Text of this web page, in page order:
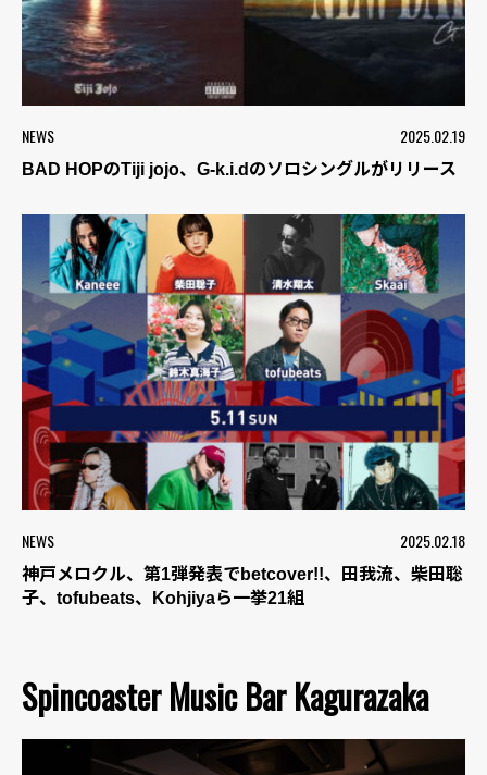
NEWS 2025.02.19
BAD HOPのTiji jojo、G-k.i.dのソロシングルがリリース
NEWS 2025.02.18
神戸メロクル、第1弾発表でbetcover!!、田我流、柴田聡
子、tofubeats、Kohjiyaら一挙21組
Spincoaster Music Bar Kagurazaka